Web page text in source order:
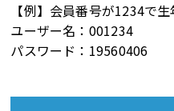
【例】会員番号が1234で
ユーザー名：001234
パスワード：19560406